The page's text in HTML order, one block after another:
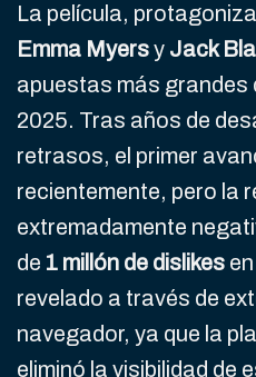
La película,
Emma Myersy Jack
apuestas más grandes
2025. Tras años de
retrasos, el primer
recientemente, pero la
extremadamente
de 1 millón de dislikes en
revelado a través de
navegador, ya que la
eliminó la visibilidad de